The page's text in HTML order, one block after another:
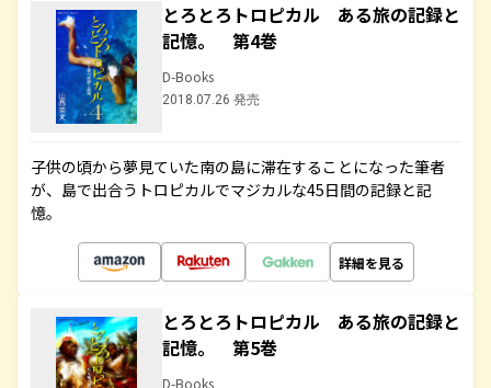
とろとろトロピカル ある旅の記録と
記憶。 第4巻
D-Books
2018.07.26 発売
子供の頃から夢見ていた南の島に滞在することになった筆者
が、島で出合うトロピカルでマジカルな45日間の記録と記
憶。
詳細を見る
とろとろトロピカル ある旅の記録と
記憶。 第5巻
D-Books